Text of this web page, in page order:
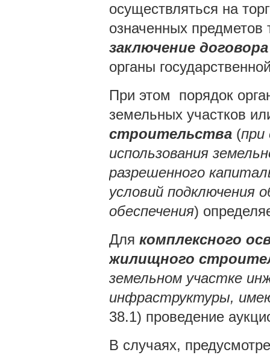
осуществляться на
означенных предметов
заключение
органы
При этом порядок
земельных участков
строительства(при
использования
разрешенного
условий подключения
обеспечения)
Для комплексного
жилищного
земельном участке
инфраструктуры,
38.1) проведение
В случаях,